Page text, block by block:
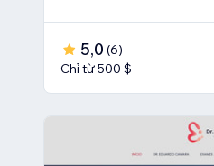
5,0 (6)
Chỉ từ 500 $